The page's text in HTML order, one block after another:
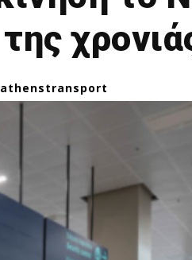
athenstransport